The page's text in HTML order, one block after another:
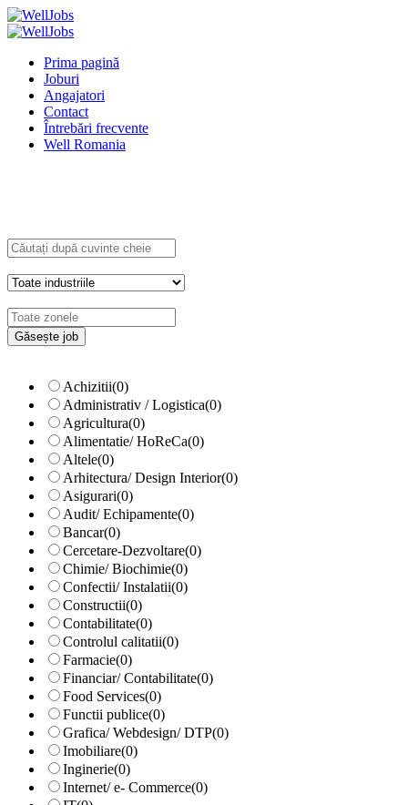
Prima pagină
Joburi
Angajatori
Contact
Întrebări frecvente
Well Romania
Achizitii(0)
Administrativ / Logistica(0)
Agricultura(0)
Alimentatie/ HoReCa(0)
Altele(0)
Arhitectura/ Design Interior(0)
Asigurari(0)
Audit/ Echipamente(0)
Bancar(0)
Cercetare-Dezvoltare(0)
Chimie/ Biochimie(0)
Confectii/ Instalatii(0)
Constructii(0)
Contabilitate(0)
Controlul calitatii(0)
Farmacie(0)
Financiar/ Contabilitate(0)
Food Services(0)
Functii publice(0)
Grafica/ Webdesign/ DTP(0)
Imobiliare(0)
Inginerie(0)
Internet/ e- Commerce(0)